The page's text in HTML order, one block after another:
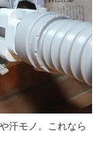
汗モノ。これなら